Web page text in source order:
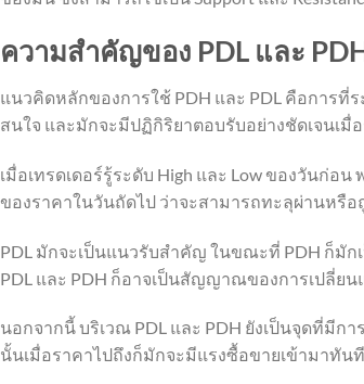
ความสำคัญของ PDL และ
แนวคิดหลักของการใช้ PDH และ PDL คือการ
สนใจ และมักจะมีปฏิกิริยาตอบรับอย่างชัดเจนเมื่
เมื่อเทรดเดอร์รู้ระดับ High และ Low ของวันก่
ของราคาในวันถัดไป ว่าจะสามารถทะลุผ่านหรื
PDL มักจะเป็นแนวรับสำคัญ ในขณะที่ PDH ก็มั
PDL และ PDH ก็อาจเป็นสัญญาณของการเปลี่ย
นอกจากนี้ บริเวณ PDL และ PDH ยังเป็นจุดที่มีกา
นั้นเมื่อราคาไปถึงก็มักจะมีแรงซื้อขายเข้ามาทันที